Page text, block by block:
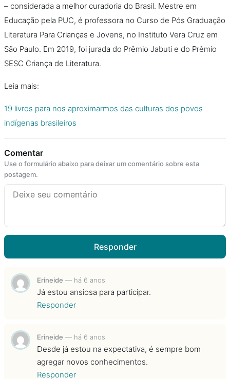
– considerada a melhor curadoria do Brasil. Mestre em
Educação pela PUC, é professora no Curso de Pós Graduação
Literatura Para Crianças e Jovens, no Instituto Vera Cruz em
São Paulo. Em 2019, foi jurada do Prêmio Jabuti e do Prêmio
SESC Criança de Literatura.
Leia mais:
19 livros para nos aproximarmos das culturas dos povos
indígenas brasileiros
Comentar
Use o formulário abaixo para deixar um comentário sobre esta
postagem.
Responder
Erineide — há 6 anos
Já estou ansiosa para participar.
Responder
Erineide — há 6 anos
Desde já estou na expectativa, é sempre bom
agregar novos conhecimentos.
Responder